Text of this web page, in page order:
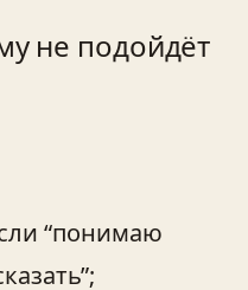
не подойдёт
“понимаю